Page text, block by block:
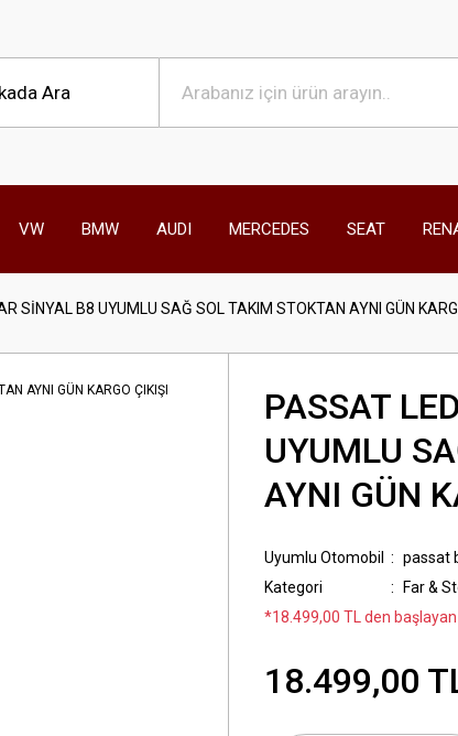
VW BMW AUDI MERCEDES SEAT
SİNYAL B8 UYUMLU SAĞ SOL TAKIM STOKTAN AYNI GÜN
PASSAT
UYUMLU
AYNI GÜN
Uyumlu Otomobil
passat
Kategori
Far &
*18.499,00 TL den
18.499,00